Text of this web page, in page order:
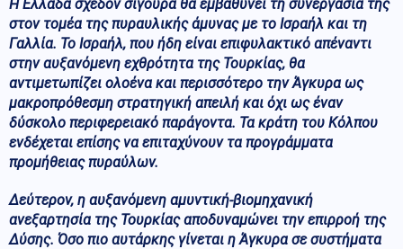
Η Ελλάδα σχεδόν σίγουρα θα εμβαθύνει τη συνεργασία της
στον τομέα της πυραυλικής άμυνας με το Ισραήλ και τη
Γαλλία. Το Ισραήλ, που ήδη είναι επιφυλακτικό απέναντι
στην αυξανόμενη εχθρότητα της Τουρκίας, θα
αντιμετωπίζει ολοένα και περισσότερο την Άγκυρα ως
μακροπρόθεσμη στρατηγική απειλή και όχι ως έναν
δύσκολο περιφερειακό παράγοντα. Τα κράτη του Κόλπου
ενδέχεται επίσης να επιταχύνουν τα προγράμματα
προμήθειας πυραύλων.
Δεύτερον, η αυξανόμενη αμυντική-βιομηχανική
ανεξαρτησία της Τουρκίας αποδυναμώνει την επιρροή της
Δύσης. Όσο πιο αυτάρκης γίνεται η Άγκυρα σε συστήματα